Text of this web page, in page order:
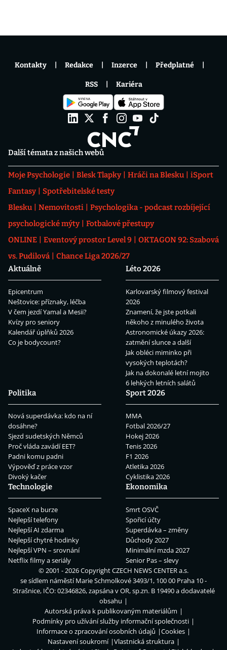
Další témata z našich webů
Moje Psychologie Blesk Tlapky Hráči na Blesku
iSport
Fantasy
Spotřebitelské testy
Blesku
Nemovitosti
Psychologika - podcast rozbíjející
psychologické mýty
Fotbalové přestupy
ONLINE
Eventový prostor Level 9
OKTAGON 92: Szabová
vs. Pudilová
Chance Liga 2026/27
Aktuálně
Epicentrum
Neštovice: příznaky, léčba
V čem jezdí Yamal a Mesii?
Kvízy pro seniory
Kalendář úplňků 2026
Co je bodycount?
Léto 2026
Karlovarský filmový festival
2026
Znamení, že jste potkali
někoho z minulého života
Astronomické úkazy 2026:
zatmění slunce a další
Jak obléci miminko při
vysokých teplotách?
Jak na dokonalé letní mojito
6 lehkých letních salátů
Politika
Nová superdávka: kdo na ní
dosáhne?
Sjezd sudetských Němců
Proč vláda zavádí EET?
Padni komu padni
Výpověď z práce vzor
Divoký kačer
Sport 2026
MMA
Fotbal 2026/27
Hokej 2026
Tenis 2026
F1 2026
Atletika 2026
Cyklistika 2026
Technologie
SpaceX na burze
Nejlepší telefony
Nejlepší AI zdarma
Nejlepší chytré hodinky
Nejlepší VPN – srovnání
Netflix filmy a seriály
Ekonomika
Smrt OSVČ
Spořicí účty
Superdávka – změny
Důchody 2027
Minimální mzda 2027
Senior Pas – slevy
Kontakty Redakce Inzerce Předplatné
RSS Kariéra
© 2001 - 2026 CopyrightCZECH NEWS CENTER a.s.
se sídlem náměstí Marie Schmolkové 3493/1, 100 00 Praha 10 -
Strašnice, IČO: 02346826, zapsána v OR, sp.zn. B 19490 a dodavatelé
obsahu
Autorská práva k publikovaným materiálům
Podmínky pro užívání služby informační společnosti
Informace o zpracování osobních údajů
Cookies
Nastavení soukromí
Vlastnická struktura